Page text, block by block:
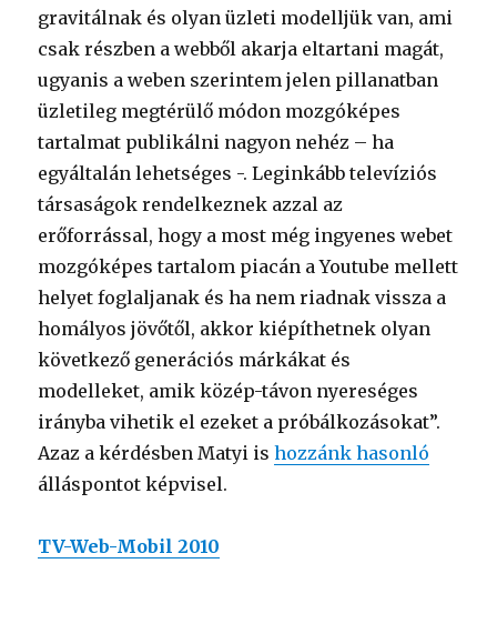
gravitálnak és olyan üzleti modelljük van, ami
csak részben a webből akarja eltartani magát,
ugyanis a weben szerintem jelen pillanatban
üzletileg megtérülő módon mozgóképes
tartalmat publikálni nagyon nehéz – ha
egyáltalán lehetséges -. Leginkább televíziós
társaságok rendelkeznek azzal az
erőforrással, hogy a most még ingyenes webet
mozgóképes tartalom piacán a Youtube mellett
helyet foglaljanak és ha nem riadnak vissza a
homályos jövőtől, akkor kiépíthetnek olyan
következő generációs márkákat és
modelleket, amik közép-távon nyereséges
irányba vihetik el ezeket a próbálkozásokat”.
Azaz a kérdésben Matyi ishozzánk hasonló
álláspontot képvisel.
TV-Web-Mobil 2010